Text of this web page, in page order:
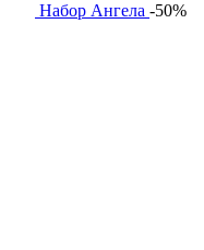
Набор Ангела -50%